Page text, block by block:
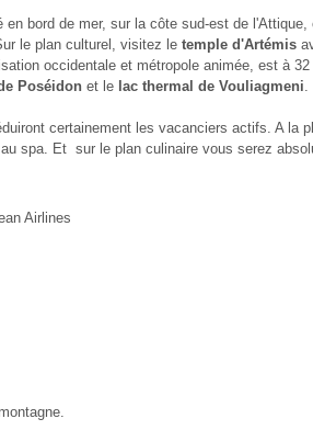
en bord de mer, sur la côte sud-est de
le plan culturel, visitez letemple d'Artémis
occidentale et métropole animée, est à
Poséidon et le lac thermal de Vouliagmeni
certainement les vacanciers actifs. A la
spa. Et sur le plan culinaire vous serez
Airlines